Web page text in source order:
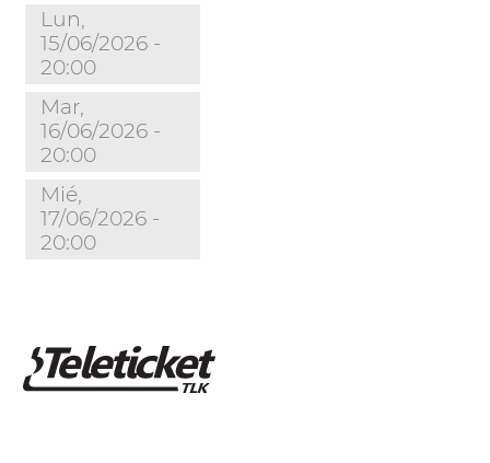
Lun,
15/06/2026 -
20:00
Mar,
16/06/2026 -
20:00
Mié,
17/06/2026 -
20:00